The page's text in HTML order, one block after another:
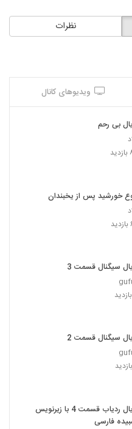
نظرات
ویدیوهای کانال
بی رحم
خورشید پس از یخبندان
سیگنال قسمت 3
سیگنال قسمت 2
سریال ردیاب قسمت 4 با زیرنویس
فارسی